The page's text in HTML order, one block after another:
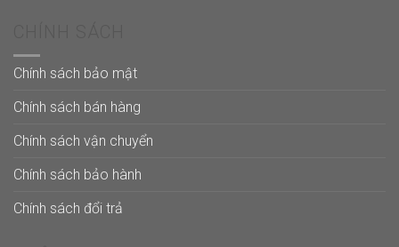
Chính sách bảo mật
Chính sách bán hàng
Chính sách vận chuyển
Chính sách bảo hành
Chính sách đổi trả